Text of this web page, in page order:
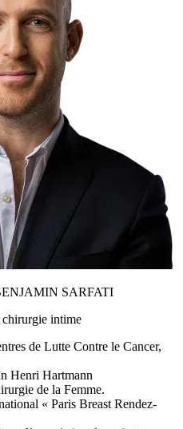
SARFATI
chirurgie intime
de Lutte Contre le Cancer,
Henri Hartmann
de la Femme.
« Paris Breast Rendez-